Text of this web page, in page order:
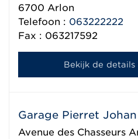
6700 Arlon
Telefoon : 063222222
Fax : 063217592
Bekijk de
Garage Pierret Johan
Avenue des Chasseurs